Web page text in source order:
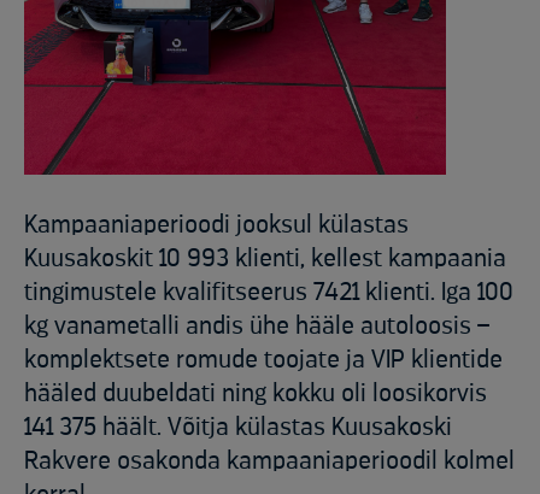
Kampaaniaperioodi jooksul külastas
Kuusakoskit 10 993 klienti, kellest kampaania
tingimustele kvalifitseerus 7421 klienti. Iga 100
kg vanametalli andis ühe hääle autoloosis –
komplektsete romude toojate ja VIP klientide
hääled duubeldati ning kokku oli loosikorvis
141 375 häält. Võitja külastas Kuusakoski
Rakvere osakonda kampaaniaperioodil kolmel